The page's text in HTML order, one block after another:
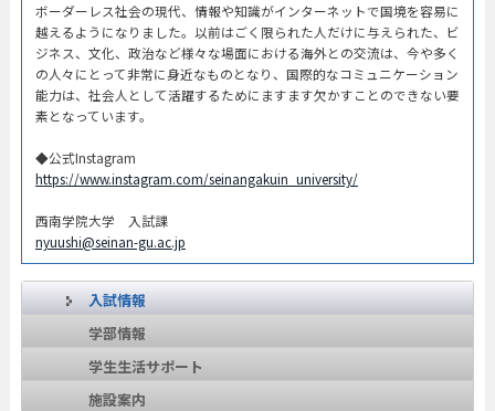
ボーダーレス社会の現代、情報や知識がインターネットで国境を容易に
越えるようになりました。以前はごく限られた人だけに与えられた、ビ
ジネス、文化、政治など様々な場面における海外との交流は、今や多く
の人々にとって非常に身近なものとなり、国際的なコミュニケーション
能力は、社会人として活躍するためにますます欠かすことのできない要
素となっています。
◆公式Instagram
https://www.instagram.com/seinangakuin_university/
西南学院大学 入試課
nyuushi@seinan-gu.ac.jp
入試情報
学部情報
学生生活サポート
施設案内